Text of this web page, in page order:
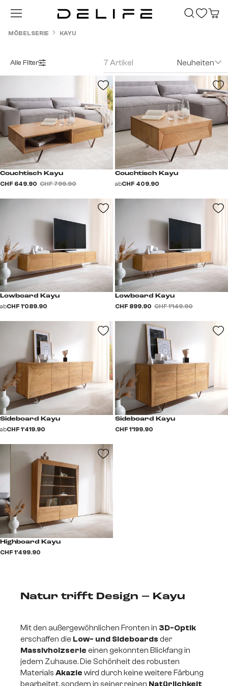
Zum Hauptinhalt springen
MÖBELSERIE KAYU
Alle Filter 7 Artikel Neuheiten
Couchtisch Kayu
CHF 649.90 CHF 799.90
Couchtisch Kayu
abCHF 409.90
Lowboard Kayu
abCHF 1’089.90
Lowboard Kayu
CHF 899.90 CHF 1’149.90
Sideboard Kayu
abCHF 1’419.90
Sideboard Kayu
CHF 1’199.90
Highboard Kayu
CHF 1’499.90
Natur trifft Design – Kayu
Mit den außergewöhnlichen Fronten in 3D-Optik
erschaffen die Low- und Sideboards der
Massivholzserie einen gekonnten Blickfang in
jedem Zuhause. Die Schönheit des robusten
Materials Akazie wird durch keine weitere Färbung
bearbeitet, sondern in seiner reinen Natürlichkeit